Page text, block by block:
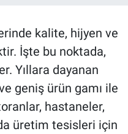
kalite, hijyen ve
İşte bu noktada,
Yıllara dayanan
geniş ürün gamı ile
hastaneler,
üretim tesisleri için